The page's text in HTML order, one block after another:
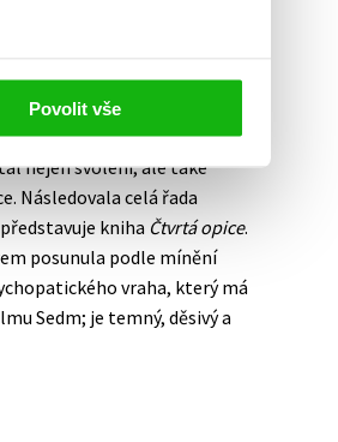
Povolit vše
s publicistickou
svého rozepsaného
ho, zda by směl
nejen svolení, ale také
Následovala celá řada
kniha Čtvrtá opice.
posunula podle mínění
vraha, který má
Sedm; je temný, děsivý a